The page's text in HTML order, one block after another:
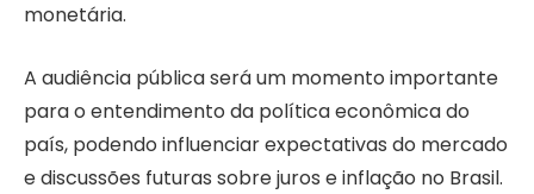
monetária.
A audiência pública será um momento importante
para o entendimento da política econômica do
país, podendo influenciar expectativas do mercado
e discussões futuras sobre juros e inflação no Brasil.